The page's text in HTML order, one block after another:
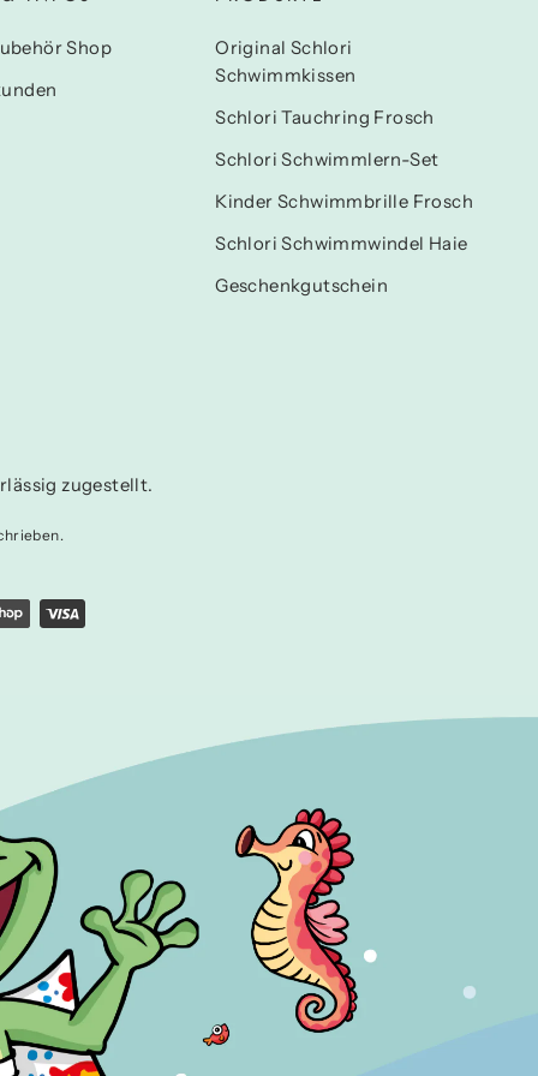
Shop
Original Schlori
Schwimmkissen
Schlori Tauchring Frosch
Schlori Schwimmlern-Set
Kinder Schwimmbrille Frosch
Schlori Schwimmwindel Haie
Geschenkgutschein
zugestellt.